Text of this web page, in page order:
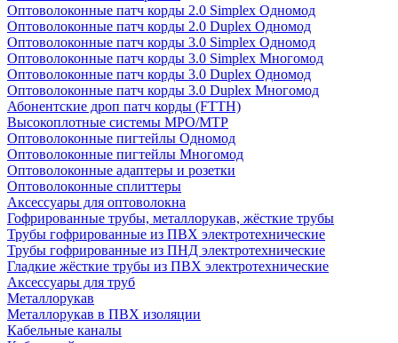
Оптоволоконные патч корды 2.0 Simplex Одномод
Оптоволоконные патч корды 2.0 Duplex Одномод
Оптоволоконные патч корды 3.0 Simplex Одномод
Оптоволоконные патч корды 3.0 Simplex Многомод
Оптоволоконные патч корды 3.0 Duplex Одномод
Оптоволоконные патч корды 3.0 Duplex Многомод
Абонентские дроп патч корды (FTTH)
Высокоплотные системы MPO/MTP
Оптоволоконные пигтейлы Одномод
Оптоволоконные пигтейлы Многомод
Оптоволоконные адаптеры и розетки
Оптоволоконные сплиттеры
Аксессуары для оптоволокна
Гофрированные трубы, металлорукав, жёсткие трубы
Трубы гофрированные из ПВХ электротехнические
Трубы гофрированные из ПНД электротехнические
Гладкие жёсткие трубы из ПВХ электротехнические
Аксессуары для труб
Металлорукав
Металлорукав в ПВХ изоляции
Кабельные каналы